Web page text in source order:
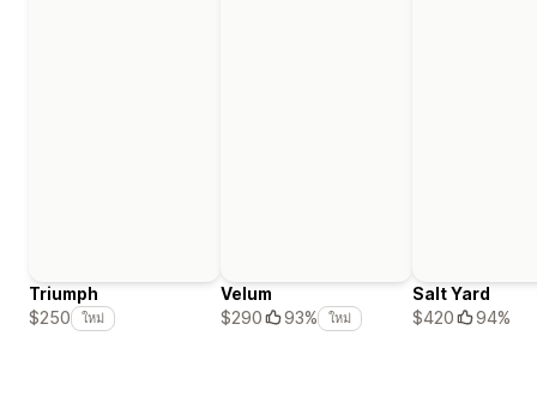
Triumph
$250
ใหม่
Velum
$290
93% ใหม่
Salt Yard
$420
94%